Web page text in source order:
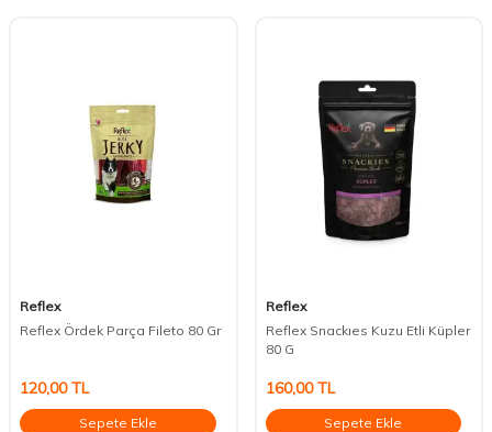
Reflex
Reflex Ördek Parça Fileto 80 Gr
120,00TL
Sepete Ekle
Reflex
Reflex Snackıes Kuzu Etli Küpler
80 G
160,00TL
Sepete Ekle